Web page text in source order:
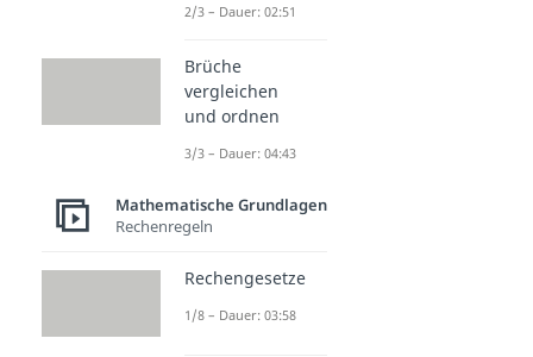
2/3 – Dauer: 02:51
Brüche
vergleichen
und ordnen
3/3 – Dauer: 04:43
Mathematische Grundlagen
Rechenregeln
Rechengesetze
1/8 – Dauer: 03:58